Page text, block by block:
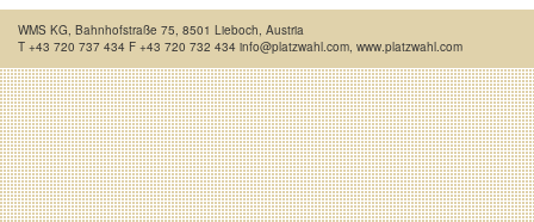
WMS KG, Bahnhofstraße 75, 8501 Lieboch, Austria
T +43 720 737 434 F +43 720 732 434 info@platzwahl.com, www.platzwahl.com